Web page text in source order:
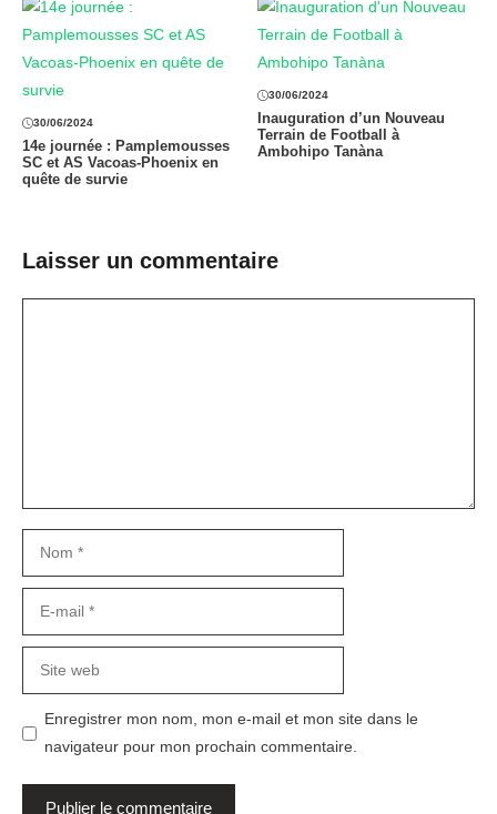
30/06/2024
14e journée : Pamplemousses
SC et AS Vacoas-Phoenix en
quête de survie
30/06/2024
Inauguration d’un Nouveau
Terrain de Football à
Ambohipo Tanàna
Laisser un commentaire
Enregistrer mon nom, mon e-mail et mon site dans le
navigateur pour mon prochain commentaire.